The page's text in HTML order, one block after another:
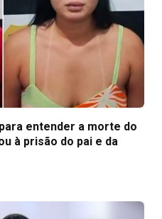
entender a morte do
à prisão do pai e da